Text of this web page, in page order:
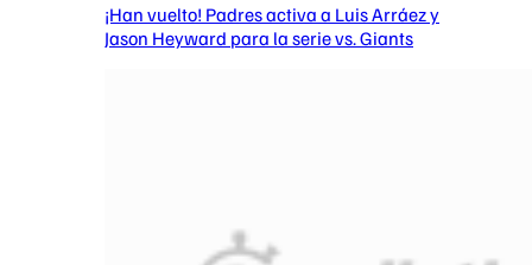
¡Han vuelto! Padres activa a Luis Arráez y
Jason Heyward para la serie vs. Giants